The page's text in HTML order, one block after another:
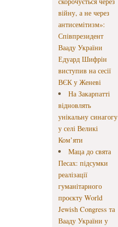
війну, а не через
антисемітизм»:
Співпрезидент
Вааду України
Едуард Шифрін
виступив на сесії
ВЄК у Женеві
На Закарпатті
відновлять
унікальну синагогу
у селі Великі
Ком’яти
Маца до свята
Песах: підсумки
реалізації
гуманітарного
проєкту World
Jewish Congress та
Вааду України у